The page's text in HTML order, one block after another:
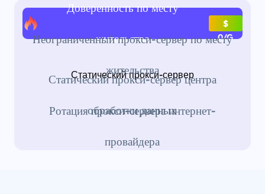
Доверенность по месту
жительства
$
0/G
Неограниченный прокси-сервер по месту
жительства
Статический прокси-сервер
Статический прокси-сервер центра
обработки данных
Ротация прокси-сервера интернет-
провайдера